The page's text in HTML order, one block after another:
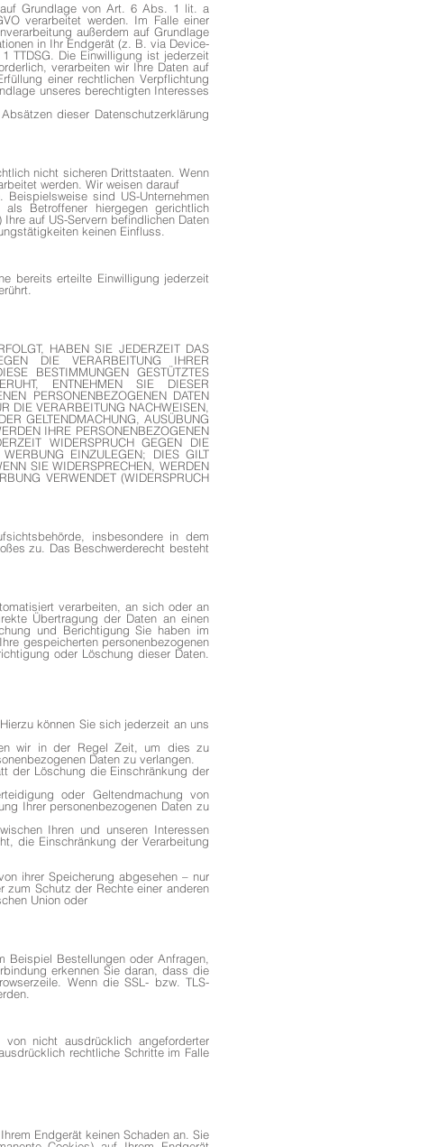
auf Grundlage von Art. 6 Abs. 1 lit. a
verarbeitet werden. Im Falle einer
außerdem auf Grundlage
in Ihr Endgerät (z. B. via Device-
TTDSG. Die Einwilligung ist jederzeit
verarbeiten wir Ihre Daten auf
einer rechtlichen Verpflichtung
unseres berechtigten Interesses
dieser Datenschutzerklärung
nicht sicheren Drittstaaten. Wenn
werden. Wir weisen darauf
sind US-Unternehmen
Betroffener hiergegen gerichtlich
auf US-Servern befindlichen Daten
keinen Einfluss.
bereits erteilte Einwilligung jederzeit
HABEN SIE JEDERZEIT DAS
DIE VERARBEITUNG IHRER
BESTIMMUNGEN GESTÜTZTES
ENTNEHMEN SIE DIESER
PERSONENBEZOGENEN DATEN
DIE VERARBEITUNG NACHWEISEN,
GELTENDMACHUNG, AUSÜBUNG
IHRE PERSONENBEZOGENEN
WIDERSPRUCH GEGEN DIE
EINZULEGEN; DIES GILT
SIE WIDERSPRECHEN, WERDEN
VERWENDET (WIDERSPRUCH
insbesondere in dem
zu. Das Beschwerderecht besteht
verarbeiten, an sich oder an
Übertragung der Daten an einen
und Berichtigung Sie haben im
gespeicherten personenbezogenen
oder Löschung dieser Daten.
können Sie sich jederzeit an uns
wir in der Regel Zeit, um dies zu
Daten zu verlangen.
der Löschung die Einschränkung der
oder Geltendmachung von
Ihrer personenbezogenen Daten zu
Ihren und unseren Interessen
die Einschränkung der Verarbeitung
ihrer Speicherung abgesehen – nur
zum Schutz der Rechte einer anderen
Union oder
Bestellungen oder Anfragen,
erkennen Sie daran, dass die
Wenn die SSL- bzw. TLS-
nicht ausdrücklich angeforderter
rechtliche Schritte im Falle
Endgerät keinen Schaden an. Sie